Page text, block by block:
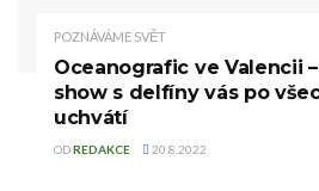
POZNÁVÁME SVĚT
Oceanografic ve Valencii
show s delfíny vás po
uchvátí
ODREDAKCE 20.8.2022